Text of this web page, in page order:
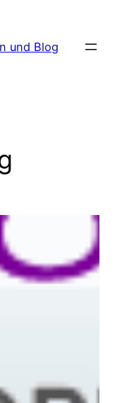
und Blog